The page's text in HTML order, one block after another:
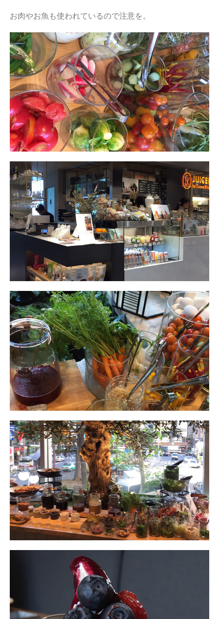
お肉やお魚も使われているので注意を。